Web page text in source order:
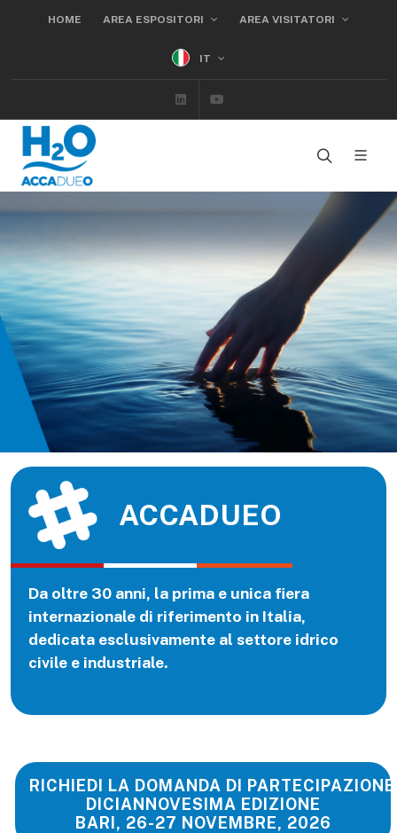
HOME AREA ESPOSITORI AREA VISITATORI
IT
Linkedin
ACCADUEO
Da oltre 30 anni, la prima e unica fiera
internazionale di riferimento in Italia,
dedicata esclusivamente al settore idrico
civile e industriale.
RICHIEDI LA DOMANDA DI PARTECIPAZIONE
DICIANNOVESIMA EDIZIONE
BARI, 26-27 NOVEMBRE, 2026